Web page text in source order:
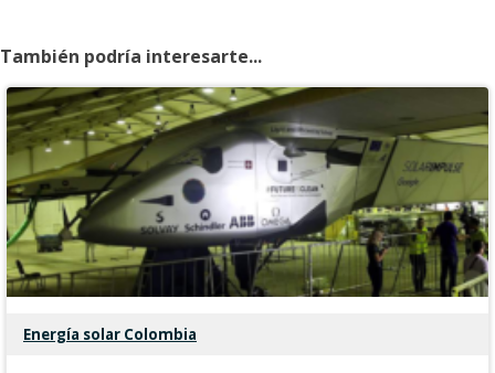
También podría interesarte...
Energía solar Colombia